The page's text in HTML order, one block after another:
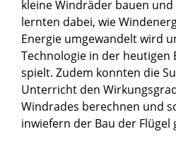
kleine Windräder bauen
lernten dabei, wie
Energie umgewandelt wird
Technologie in der heutigen
spielt. Zudem konnten die
Unterricht den
Windrades berechnen und
inwiefern der Bau der Flügel